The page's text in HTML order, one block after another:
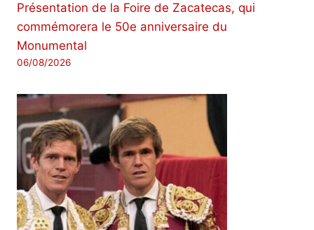
Présentation de la Foire de Zacatecas, qui
commémorera le 50e anniversaire du
Monumental
06/08/2026